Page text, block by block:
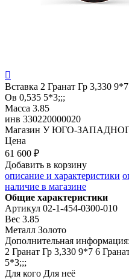

Вставка 2 Гранат Гр 3,330
Ов 0,535 5*3;;;
Масса 3.85
инв 330220000020
Магазин У ЮГО-
Цена
61 600 ₽
Добавить в корзину
описание и характеристики
наличие в магазине
Общие характеристики
Артикул 02-1-454-0300-010
Вес 3.85
Металл Золото
Дополнительная информация:
2 Гранат Гр 3,330 9*7 6
5*3;;;
Для кого Для неё